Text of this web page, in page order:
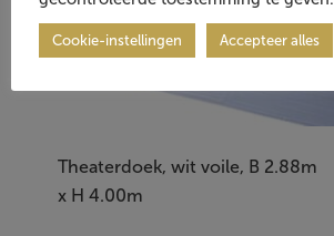
Theaterdoek, wit voile, B 2.88m
x H 4.00m
Cookie-instellingen Accepteer alles